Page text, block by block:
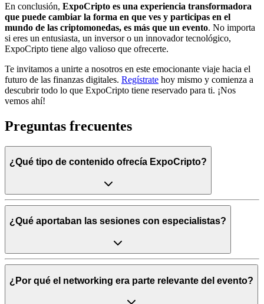
En conclusión, ExpoCripto es una experiencia transformadora
que puede cambiar la forma en que ves y participas en el
mundo de las criptomonedas, es más que un evento. No importa
si eres un entusiasta, un inversor o un innovador tecnológico,
ExpoCripto tiene algo valioso que ofrecerte.
Te invitamos a unirte a nosotros en este emocionante viaje hacia el
futuro de las finanzas digitales. Regístrate hoy mismo y comienza a
descubrir todo lo que ExpoCripto tiene reservado para ti. ¡Nos
vemos ahí!
Preguntas frecuentes
¿Qué tipo de contenido ofrecía ExpoCripto?
¿Qué aportaban las sesiones con especialistas?
¿Por qué el networking era parte relevante del evento?